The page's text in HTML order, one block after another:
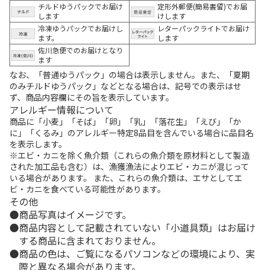
チルドゆうパックでお届け
します
定形外郵便(簡易書留)でお届
けします
冷凍ゆうパックでお届けし
ます。
レターパックライトでお届け
します
佐川急便でのお届けとなり
ます
なお、「普通ゆうパック」の場合は表示しません。また、「夏期
のみチルドゆうパック」などとなる場合は、記号での表示はせ
ず、商品内容欄にその旨を表示しています。
アレルギー情報について
商品に「小麦」「そば」「卵」「乳」「落花生」「えび」「か
に」「くるみ」のアレルギー特定8品目を含んでいる場合に品目名
を表示します。
※エビ・カニを除く魚介類（これらの魚介類を原材料として製造
された加工品も含む）は、漁獲漁法によりエビ・カニが混じって
いる場合があります。 また、これらの魚介類は、エサとしてエ
ビ・カニを食べている可能性があります。
その他
商品写真はイメージです。
商品内容として記載されていない「小道具類」はお届け
する商品に含まれておりません。
商品の色は、ご覧になるパソコンなどの環境により、実
際と異なる場合があります。